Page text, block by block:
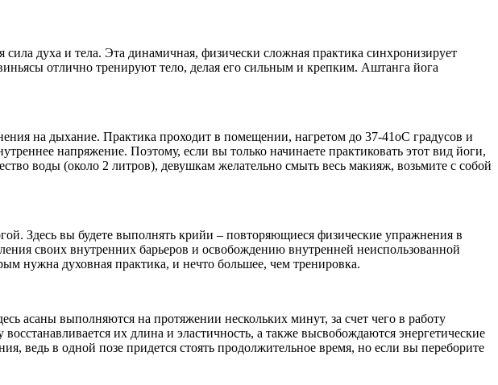
духа и тела. Эта динамичная, физически сложная практика синхронизирует
отлично тренируют тело, делая его сильным и крепким. Аштанга йога
на дыхание. Практика проходит в помещении, нагретом до 37-41оС градусов и
напряжение. Поэтому, если вы только начинаете практиковать этот вид йоги,
воды (около 2 литров), девушкам желательно смыть весь макияж, возьмите с собой
Здесь вы будете выполнять крийи – повторяющиеся физические упражнения в
своих внутренних барьеров и освобождению внутренней неиспользованной
нужна духовная практика, и нечто большее, чем тренировка.
асаны выполняются на протяжении нескольких минут, за счет чего в работу
их длина и эластичность, а также высвобождаются энергетические
в одной позе придется стоять продолжительное время, но если вы переборите